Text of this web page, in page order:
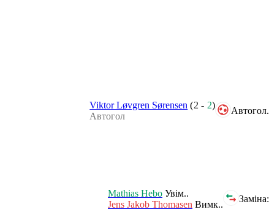
Автогол.
Viktor Løvgren Sørensen (2 - 2)
Автогол
Заміна:
Mathias Hebo Увім..
Jens Jakob Thomasen Вимк..